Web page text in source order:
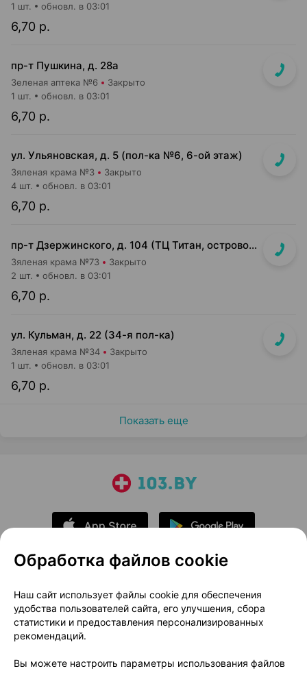
6,70 р.
1 шт. обновл. в 03:01
пр-т Пушкина, д. 28а
Зеленая аптека №6 Закрыто
6,70 р.
1 шт. обновл. в 03:01
ул. Ульяновская, д. 5 (пол-ка №6, 6-ой этаж)
Зяленая крама №3 Закрыто
6,70 р.
4 шт. обновл. в 03:01
пр-т Дзержинского, д. 104 (ТЦ Титан, островок на 2-м этаже)
Зяленая крама №73 Закрыто
6,70 р.
2 шт. обновл. в 03:01
ул. Кульман, д. 22 (34-я пол-ка)
Зяленая крама №34 Закрыто
6,70 р.
1 шт. обновл. в 03:01
Показать еще
О проекте
Новости проекта
Размещение рекламы
Медицинский маркетинг
Публичный договор
Доставка
Способы оплаты
Вакансии Партнеры
Обработка файлов cookie
Наш сайт использует файлы cookie для обеспечения
удобства пользователей сайта, его улучшения, сбора
статистики и предоставления персонализированных
рекомендаций.
Вы можете настроить параметры использования файлов